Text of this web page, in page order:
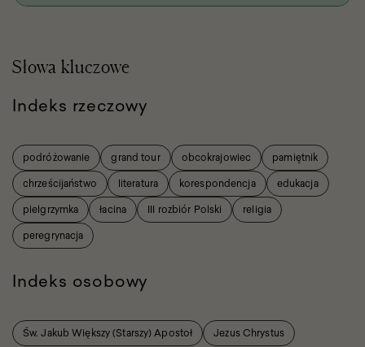
Słowa kluczowe
Indeks rzeczowy
podróżowanie grand tour obcokrajowiec
pamiętnik
chrześcijaństwo
literatura korespondencja
edukacja
pielgrzymka
łacina III rozbiór Polski
religia
peregrynacja
Indeks osobowy
Św. Jakub Większy (Starszy) Apostoł Jezus Chrystus